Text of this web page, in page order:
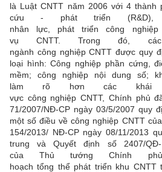
là Luật CNTT năm 2006 với 4 thành
cứu - phát triển (R&D),
nhân lực, phát triển công
vụ CNTT. Trong đó,
ngành công nghiệp CNTT được quy
loại hình: Công nghiệp phần cứng,
mềm; công nghiệp nội dung số;
làm rõ hơn các khái
vực công nghiệp CNTT, Chính phủ
71/2007/NĐ-CP ngày 03/5/2007 quy
một số điều về công nghiệp CNTT
154/2013/ NĐ-CP ngày 08/11/2013
trung và Quyết định số 2407/
của Thủ tướng Chính
hoạch tổng thể phát triển khu CNTT